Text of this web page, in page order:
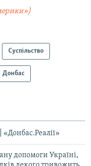
Суспільство
Донбас
допомоги Україні,